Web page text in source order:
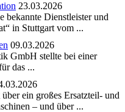
23.03.2026
bekannte Dienstleister und
in Stuttgart vom ...
09.03.2026
GmbH stellte bei einer
das ...
ein großes Ersatzteil- und
– und über ...